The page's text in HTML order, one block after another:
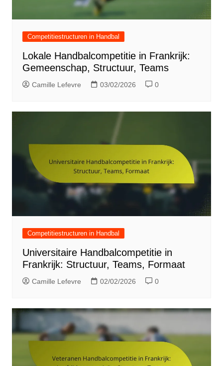
Competitiestructuren in Handbal
Lokale Handbalcompetitie in Frankrijk:
Gemeenschap, Structuur, Teams
Camille Lefevre 03/02/2026 0
Competitiestructuren in Handbal
Universitaire Handbalcompetitie in
Frankrijk: Structuur, Teams, Formaat
Camille Lefevre 02/02/2026 0